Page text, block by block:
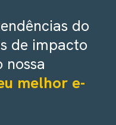
do
de impacto
nossa
melhor e-